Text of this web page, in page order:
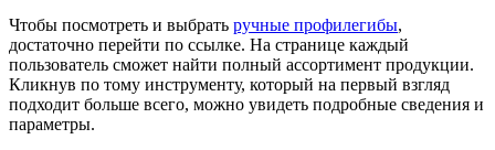
Чтобы посмотреть и выбрать ручные профилегибы,
достаточно перейти по ссылке. На странице каждый
пользователь сможет найти полный ассортимент продукции.
Кликнув по тому инструменту, который на первый взгляд
подходит больше всего, можно увидеть подробные сведения и
параметры.